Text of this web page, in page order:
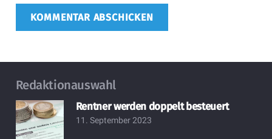
KOMMENTAR ABSCHICKEN
Redaktionauswahl
Rentner werden doppelt besteuert
11. September 2023